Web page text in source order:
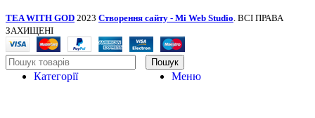
TEA WITH GOD 2023 Створення сайту - Mi Web Studio . ВСІ ПРАВА
ЗАХИЩЕНІ
Пошук
Меню
Категорії